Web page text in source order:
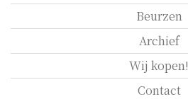
Beurzen
Archief
Wij kopen!
Contact